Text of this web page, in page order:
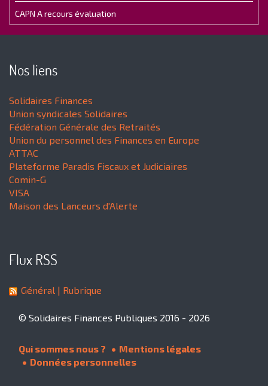
CAPN A recours évaluation
Nos liens
Solidaires Finances
Union syndicales Solidaires
Fédération Générale des Retraités
Union du personnel des Finances en Europe
ATTAC
Plateforme Paradis Fiscaux et Judiciaires
Comin-G
VISA
Maison des Lanceurs d'Alerte
Flux RSS
Général | Rubrique
© Solidaires Finances Publiques 2016 - 2026
Qui sommes nous ?
Mentions légales
Données personnelles